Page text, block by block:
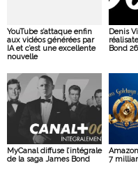
YouTube s’attaque enfin
aux vidéos générées par
IA et c’est une excellente
nouvelle
Denis
Bond 26
MyCanal diffuse l’intégrale
de la saga James Bond
7